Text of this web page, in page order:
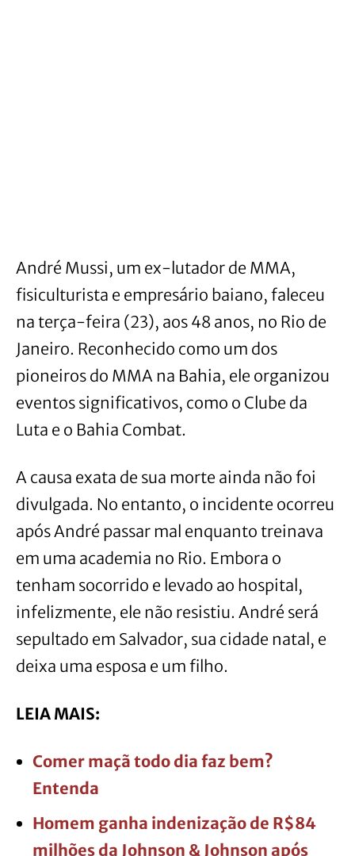
André Mussi, um ex-lutador de MMA,
fisiculturista e empresário baiano, faleceu
na terça-feira (23), aos 48 anos, no Rio de
Janeiro. Reconhecido como um dos
pioneiros do MMA na Bahia, ele organizou
eventos significativos, como o Clube da
Luta e o Bahia Combat.
A causa exata de sua morte ainda não foi
divulgada. No entanto, o incidente ocorreu
após André passar mal enquanto treinava
em uma academia no Rio. Embora o
tenham socorrido e levado ao hospital,
infelizmente, ele não resistiu. André será
sepultado em Salvador, sua cidade natal, e
deixa uma esposa e um filho.
LEIA MAIS:
Comer maçã todo dia faz bem?
Entenda
Homem ganha indenização de R$84
milhões da Johnson & Johnson após